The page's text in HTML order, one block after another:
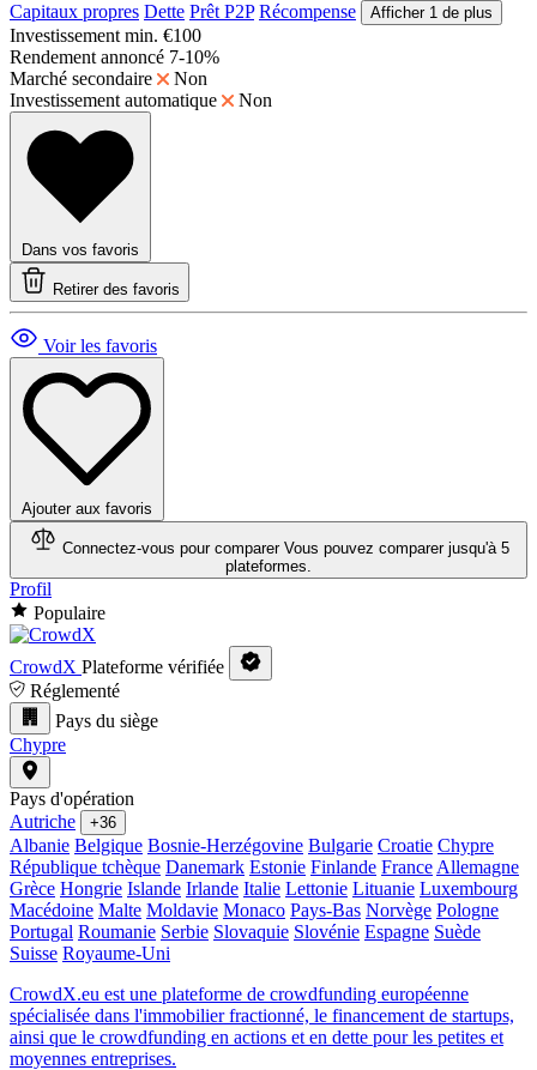
Capitaux propres Dette Prêt P2P Récompense Afficher 1 de plus
Investissement min. €100
Rendement annoncé 7-10%
Marché secondaire
Non
Investissement automatique
Non
Dans vos favoris
Retirer des favoris
Voir les favoris
Ajouter aux favoris
Connectez-vous pour comparer Vous pouvez comparer jusqu'à 5
plateformes.
Profil
Populaire
CrowdX Plateforme vérifiée
Réglementé
Pays du siège
Chypre
Pays d'opération
Autriche
+36
Albanie Belgique Bosnie-Herzégovine Bulgarie Croatie Chypre
République tchèque Danemark Estonie Finlande France Allemagne
Grèce Hongrie Islande Irlande Italie Lettonie Lituanie Luxembourg
Macédoine Malte Moldavie Monaco Pays-Bas Norvège Pologne
Portugal Roumanie Serbie Slovaquie Slovénie Espagne Suède
Suisse Royaume-Uni
CrowdX.eu est une plateforme de crowdfunding européenne
spécialisée dans l'immobilier fractionné, le financement de startups,
ainsi que le crowdfunding en actions et en dette pour les petites et
moyennes entreprises.